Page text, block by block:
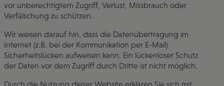
vor unberechtigtem Zugriff, Verlust, Missbrauch oder
Verfälschung zu schützen.
Wir weisen darauf hin, dass die Datenübertragung im
Internet (z.B. bei der Kommunikation per E-Mail)
Sicherheitslücken aufweisen kann. Ein lückenloser Schutz
der Daten vor dem Zugriff durch Dritte ist nicht möglich.